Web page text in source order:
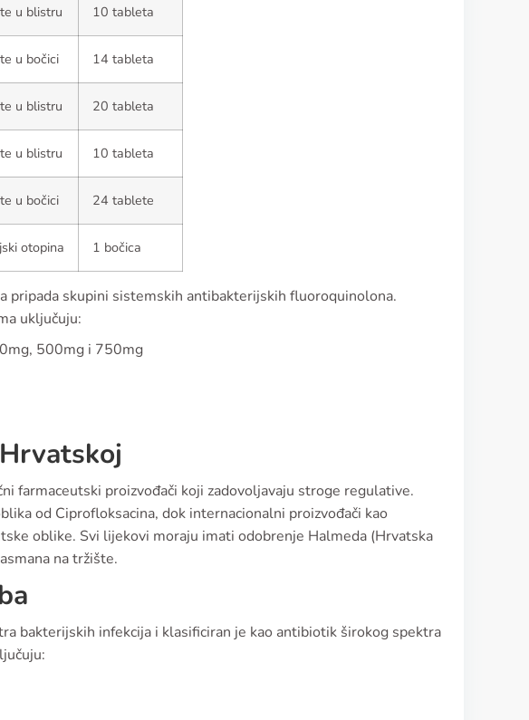
u blistru 10 tableta
u bočici 14 tableta
u blistru 20 tableta
u blistru 10 tableta
u bočici 24 tablete
otopina 1 bočica
pripada skupini sistemskih antibakterijskih fluoroquinolona.
uključuju:
500mg i 750mg
farmaceutski proizvođači koji zadovoljavaju stroge regulative.
od Ciprofloksacina, dok internacionalni proizvođači kao
oblike. Svi lijekovi moraju imati odobrenje Halmeda (Hrvatska
na tržište.
bakterijskih infekcija i klasificiran je kao antibiotik širokog spektra